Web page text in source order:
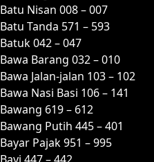
Batu Nisan 008 – 007
Batu Tanda 571 – 593
Batuk 042 – 047
Bawa Barang 032 – 010
Bawa Jalan-jalan 103 – 102
Bawa Nasi Basi 106 – 141
Bawang 619 – 612
Bawang Putih 445 – 401
Bayar Pajak 951 – 995